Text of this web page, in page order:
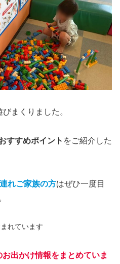
まくりました。
すすめポイント をご紹介した
れご家族の方はぜひ一度目
れています
出かけ情報をまとめていま